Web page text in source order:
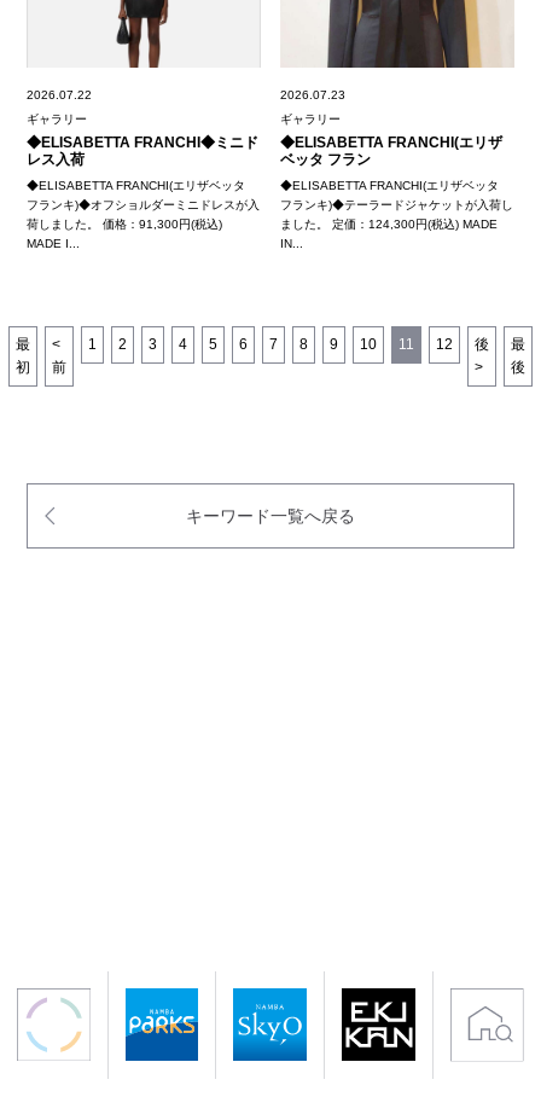
2026.07.22
ギャラリー
◆ELISABETTA FRANCHI◆ミニド
レス入荷
◆ELISABETTA FRANCHI(エリザベッタ
フランキ)◆オフショルダーミニドレスが入
荷しました。 価格：91,300円(税込)
MADE I...
2026.07.23
ギャラリー
◆ELISABETTA FRANCHI(エリザ
ベッタ フラン
◆ELISABETTA FRANCHI(エリザベッタ
フランキ)◆テーラードジャケットが入荷し
ました。 定価：124,300円(税込) MADE
IN...
最
初
<
前
1 2 3 4 5 6 7 8 9 10 11 12
後
>
最
後
キーワード一覧へ戻る